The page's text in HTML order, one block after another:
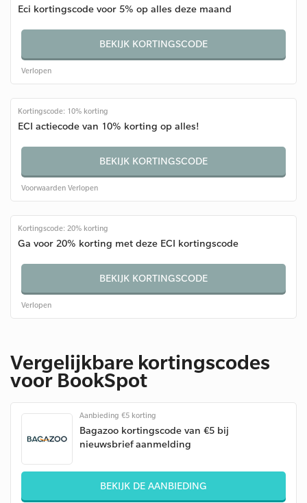
Eci kortingscode voor 5% op alles deze maand
BEKIJK KORTINGSCODE
Verlopen
Kortingscode: 10% korting
ECI actiecode van 10% korting op alles!
BEKIJK KORTINGSCODE
Voorwaarden Verlopen
Kortingscode: 20% korting
Ga voor 20% korting met deze ECI kortingscode
BEKIJK KORTINGSCODE
Verlopen
Vergelijkbare kortingscodes
voor BookSpot
Aanbieding €5 korting
Bagazoo kortingscode van €5 bij
nieuwsbrief aanmelding
BEKIJK DE AANBIEDING